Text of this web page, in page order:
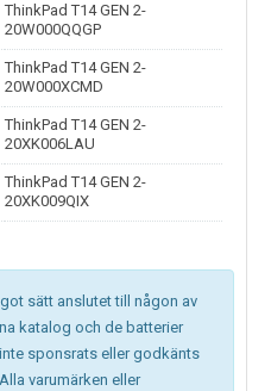
ThinkPad T14 GEN 2-
20W000QQGP
ThinkPad T14 GEN 2-
20W000XCMD
ThinkPad T14 GEN 2-
20XK006LAU
ThinkPad T14 GEN 2-
20XK009QIX
sätt anslutet till någon av
katalog och de batterier
sponsrats eller godkänts
varumärken eller